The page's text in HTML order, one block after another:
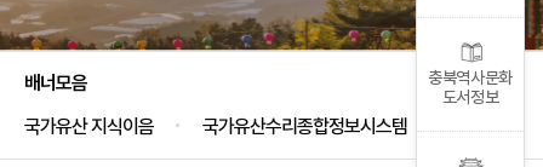
충북역사문화
도서정보
배너모음
국가유산 지식이음
국가유산수리종합정보시스템 국가유산공